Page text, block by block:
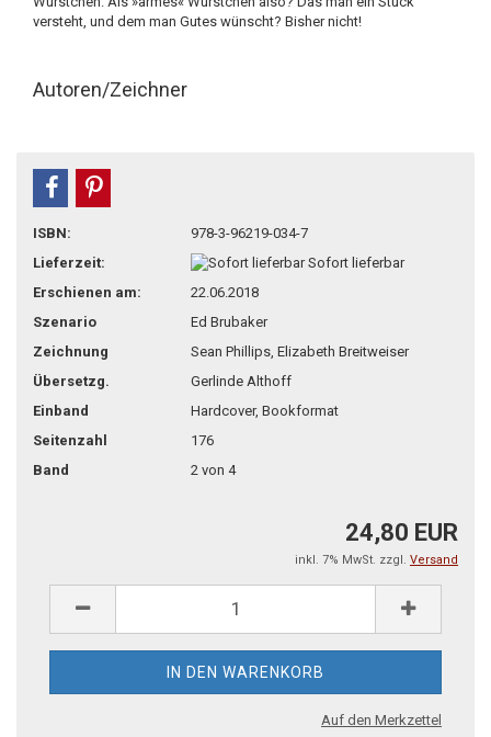
versteht, und dem man Gutes wünscht? Bisher nicht!
Autoren/Zeichner
teilen
ISBN:
978-3-96219-034-7
Lieferzeit:
Sofort lieferbar
Erschienen am:
22.06.2018
Szenario
Ed Brubaker
Zeichnung
Sean Phillips, Elizabeth Breitweiser
Übersetzg.
Gerlinde Althoff
Einband
Hardcover, Bookformat
Seitenzahl
176
Band
2 von 4
24,80 EUR
inkl. 7% MwSt. zzgl. Versand
Auf den Merkzettel